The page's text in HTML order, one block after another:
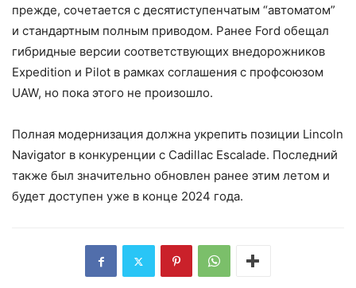
прежде, сочетается с десятиступенчатым “автоматом”
и стандартным полным приводом. Ранее Ford обещал
гибридные версии соответствующих внедорожников
Expedition и Pilot в рамках соглашения с профсоюзом
UAW, но пока этого не произошло.
Полная модернизация должна укрепить позиции Lincoln
Navigator в конкуренции с Cadillac Escalade. Последний
также был значительно обновлен ранее этим летом и
будет доступен уже в конце 2024 года.